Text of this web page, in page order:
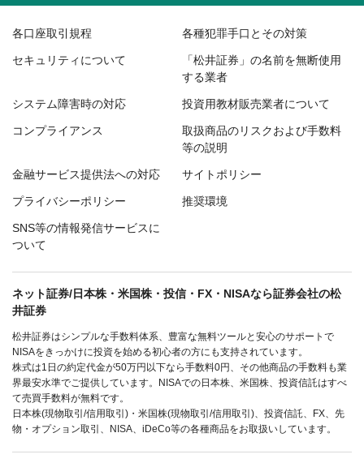
各口座取引規程 各種犯罪手口とその対策
セキュリティについて
「松井証券」の名前を無断使用
する業者
システム障害時の対応 投資用教材販売業者について
コンプライアンス
取扱商品のリスクおよび手数料
等の説明
金融サービス提供法への対応 サイトポリシー
プライバシーポリシー 推奨環境
SNS等の情報発信サービスに
ついて
ネット証券/日本株・米国株・投信・FX・NISAなら証券会社の松
井証券
松井証券はシンプルな手数料体系、豊富な無料ツールと安心のサポートで
NISAをきっかけに投資を始める初心者の方にも支持されています。
株式は1日の約定代金が50万円以下なら手数料0円、その他商品の手数料も業
界最安水準でご提供しています。NISAでの日本株、米国株、投資信託はすべ
て売買手数料が無料です。
日本株(現物取引/信用取引)・米国株(現物取引/信用取引)、投資信託、FX、先
物・オプション取引、NISA、iDeCo等の各種商品をお取扱いしています。